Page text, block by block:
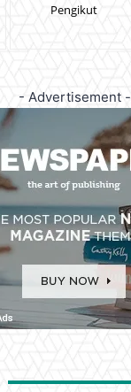
Pengikut
- Advertisement -